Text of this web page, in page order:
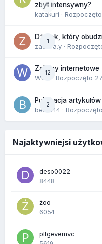
0
zbyt intensywny?
katakuri · Rozpoczęto
1
Dźwięk, który
zackr.a.y ·
12
Zakupy internetowe
Wula
· Rozpoczęto
2
Publikacja
berus44 · Rozpoczęto
Najaktywniejsi
desb0022
8448
żoo
6054
pltgevemvc